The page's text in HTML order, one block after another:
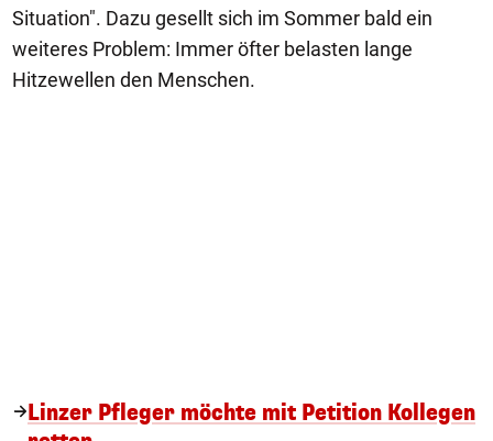
Situation". Dazu gesellt sich im Sommer bald ein
weiteres Problem: Immer öfter belasten lange
Hitzewellen den Menschen.
Linzer Pfleger möchte mit Petition Kollegen